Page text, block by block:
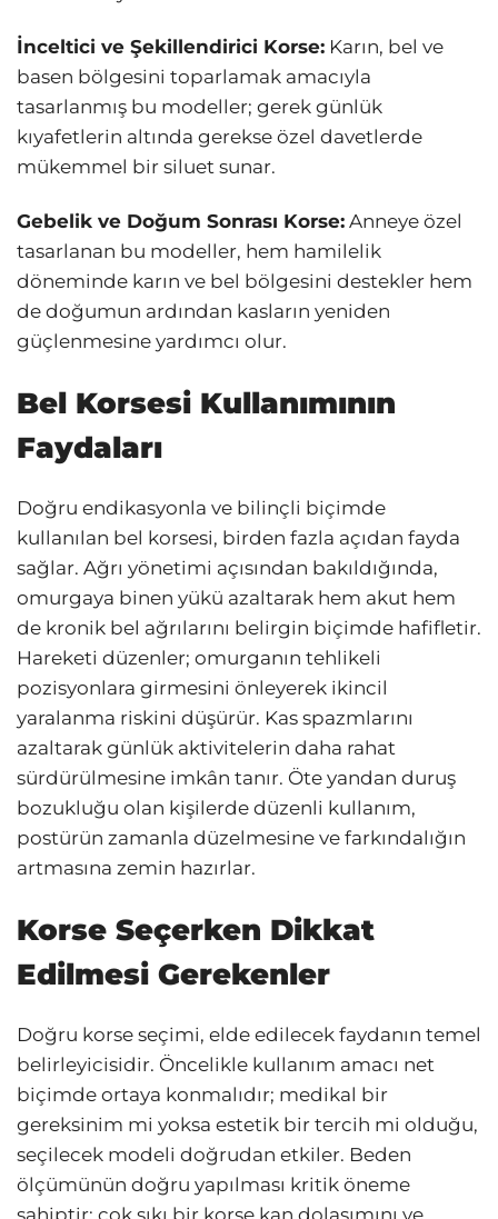
İnceltici ve Şekillendirici Korse: Karın, bel ve
basen bölgesini toparlamak amacıyla
tasarlanmış bu modeller; gerek günlük
kıyafetlerin altında gerekse özel davetlerde
mükemmel bir siluet sunar.
Gebelik ve Doğum Sonrası Korse: Anneye özel
tasarlanan bu modeller, hem hamilelik
döneminde karın ve bel bölgesini destekler hem
de doğumun ardından kasların yeniden
güçlenmesine yardımcı olur.
Bel Korsesi Kullanımının
Faydaları
Doğru endikasyonla ve bilinçli biçimde
kullanılan bel korsesi, birden fazla açıdan fayda
sağlar. Ağrı yönetimi açısından bakıldığında,
omurgaya binen yükü azaltarak hem akut hem
de kronik bel ağrılarını belirgin biçimde hafifletir.
Hareketi düzenler; omurganın tehlikeli
pozisyonlara girmesini önleyerek ikincil
yaralanma riskini düşürür. Kas spazmlarını
azaltarak günlük aktivitelerin daha rahat
sürdürülmesine imkân tanır. Öte yandan duruş
bozukluğu olan kişilerde düzenli kullanım,
postürün zamanla düzelmesine ve farkındalığın
artmasına zemin hazırlar.
Korse Seçerken Dikkat
Edilmesi Gerekenler
Doğru korse seçimi, elde edilecek faydanın temel
belirleyicisidir. Öncelikle kullanım amacı net
biçimde ortaya konmalıdır; medikal bir
gereksinim mi yoksa estetik bir tercih mi olduğu,
seçilecek modeli doğrudan etkiler. Beden
ölçümünün doğru yapılması kritik öneme